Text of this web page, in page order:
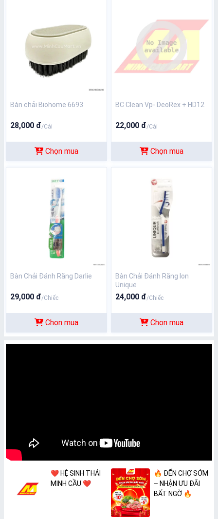
Bàn chải Biohome 6693
28,000 đ/Cái
Chọn mua
BC Clean Vp- DeoRex + HD12
22,000 đ/Cái
Chọn mua
Bàn Chải Đánh Răng Darlie
29,000 đ/Chiếc
Chọn mua
Bàn Chải Đánh Răng Ion
Unique
24,000 đ/Chiếc
Chọn mua
❤️ HỆ SINH THÁI
MINH CẦU ❤️
🔥 ĐẾN CHỢ SỚM
– NHẬN ƯU ĐÃI
BẤT NGỜ 🔥